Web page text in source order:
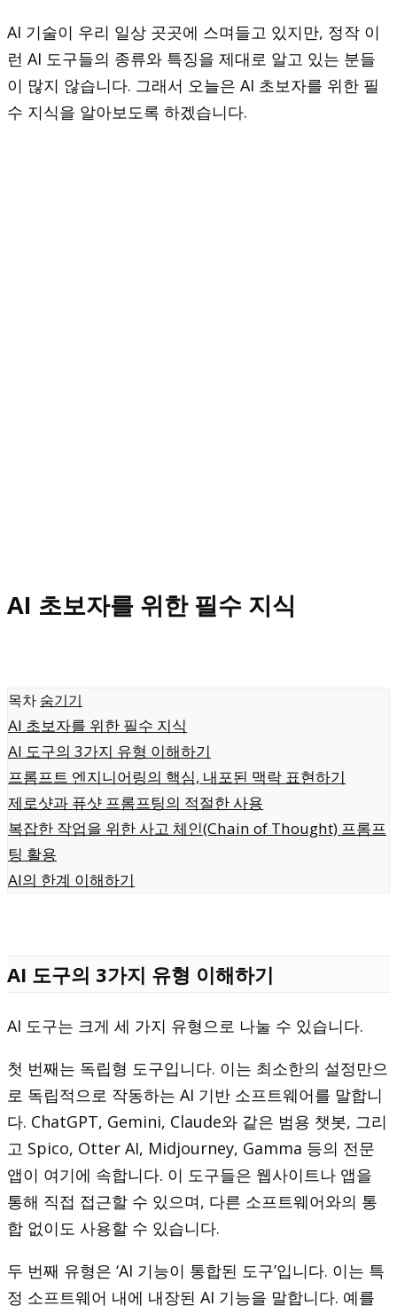
AI 기술이 우리 일상 곳곳에 스며들고 있지만, 정작 이
런 AI 도구들의 종류와 특징을 제대로 알고 있는 분들
이 많지 않습니다. 그래서 오늘은 AI 초보자를 위한 필
수 지식을 알아보도록 하겠습니다.
AI 초보자를 위한 필수 지식
목차 숨기기
AI 초보자를 위한 필수 지식
AI 도구의 3가지 유형 이해하기
프롬프트 엔지니어링의 핵심, 내포된 맥락 표현하기
제로샷과 퓨샷 프롬프팅의 적절한 사용
복잡한 작업을 위한 사고 체인(Chain of Thought) 프롬프
팅 활용
AI의 한계 이해하기
AI 도구의 3가지 유형 이해하기
AI 도구는 크게 세 가지 유형으로 나눌 수 있습니다.
첫 번째는 독립형 도구입니다. 이는 최소한의 설정만으
로 독립적으로 작동하는 AI 기반 소프트웨어를 말합니
다. ChatGPT, Gemini, Claude와 같은 범용 챗봇, 그리
고 Spico, Otter AI, Midjourney, Gamma 등의 전문
앱이 여기에 속합니다. 이 도구들은 웹사이트나 앱을
통해 직접 접근할 수 있으며, 다른 소프트웨어와의 통
합 없이도 사용할 수 있습니다.
두 번째 유형은 ‘AI 기능이 통합된 도구’입니다. 이는 특
정 소프트웨어 내에 내장된 AI 기능을 말합니다. 예를